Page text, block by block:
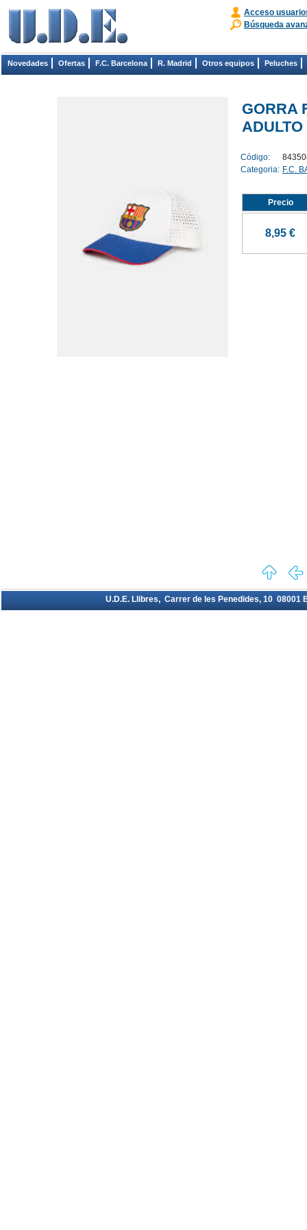
Acceso
Búsqueda
Novedades Ofertas F.C. Barcelona R. Madrid Otros equipos Peluches
GORRA
ADULTO
Código:
Categoria: F.C.
Precio
8,95 €
U.D.E. Llibres, Carrer de les Penedides, 10 08001